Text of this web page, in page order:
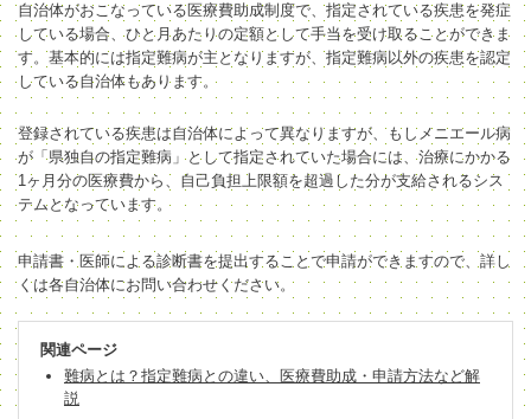
自治体がおこなっている医療費助成制度で、指定されている疾患を発症
している場合、ひと月あたりの定額として手当を受け取ることができま
す。基本的には指定難病が主となりますが、指定難病以外の疾患を認定
している自治体もあります。
登録されている疾患は自治体によって異なりますが、もしメニエール病
が「県独自の指定難病」として指定されていた場合には、治療にかかる
1ヶ月分の医療費から、自己負担上限額を超過した分が支給されるシス
テムとなっています。
申請書・医師による診断書を提出することで申請ができますので、詳し
くは各自治体にお問い合わせください。
関連ページ
難病とは？指定難病との違い、医療費助成・申請方法など解
説